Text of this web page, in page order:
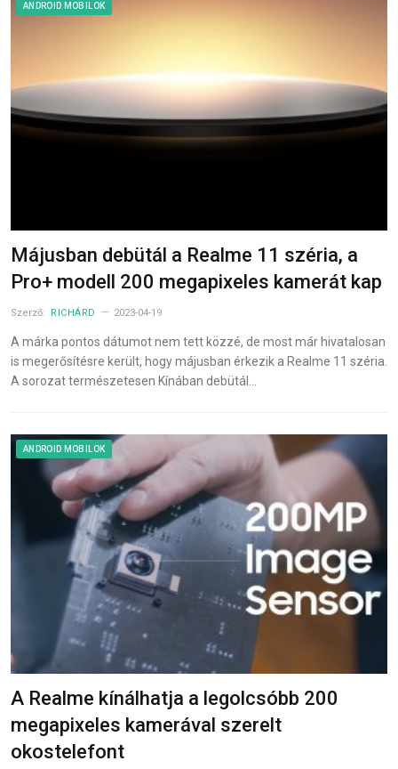
ANDROID MOBILOK
Májusban debütál a Realme 11 széria, a
Pro+ modell 200 megapixeles kamerát kap
Szerző: RICHÁRD 2023-04-19
A márka pontos dátumot nem tett közzé, de most már hivatalosan
is megerősítésre került, hogy májusban érkezik a Realme 11 széria.
A sorozat természetesen Kínában debütál…
ANDROID MOBILOK
A Realme kínálhatja a legolcsóbb 200
megapixeles kamerával szerelt
okostelefont